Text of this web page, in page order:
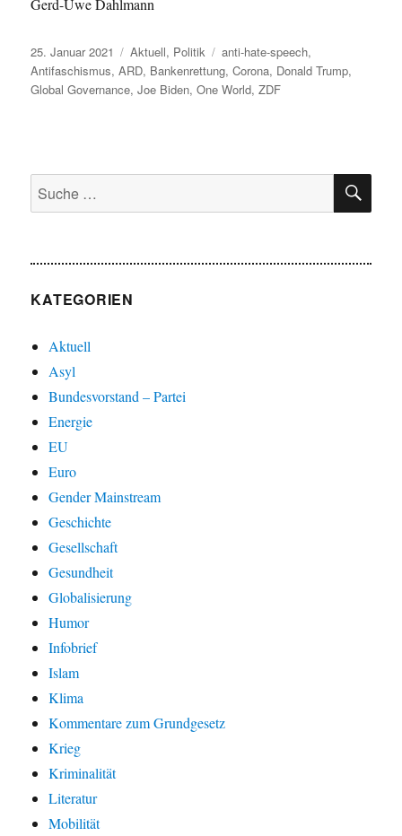
Gerd-Uwe Dahlmann
Veröffentlicht
am
25. Januar 2021 Kategorien
Aktuell, Politik Schlagwörter
anti-hate-speech,
Antifaschismus,ARD, Bankenrettung,Corona, Donald Trump,
Global Governance,Joe Biden,One World,ZDF
Suche
nach:
KATEGORIEN
Aktuell
Asyl
Bundesvorstand – Partei
Energie
EU
Euro
Gender Mainstream
Geschichte
Gesellschaft
Gesundheit
Globalisierung
Humor
Infobrief
Islam
Klima
Kommentare zum Grundgesetz
Krieg
Kriminalität
Literatur
Mobilität